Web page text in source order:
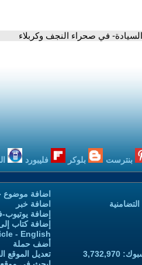
في صحراء النجف وكربلاء
بنترست بلوكر فليبورد
اضافة موضوع
اضافة خبر
إضافة
إضافة كتاب
- English
أضف حملة
تعديل الموقع